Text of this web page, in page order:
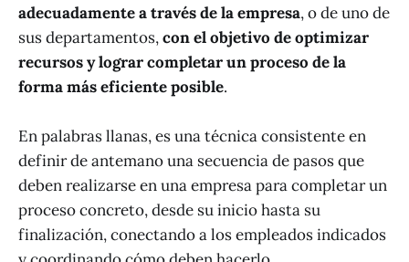
adecuadamente a través de la empresa, o de uno de
sus departamentos,con el objetivo de optimizar
recursos y lograr completar un proceso de la
forma más eficiente posible.
En palabras llanas, es una técnica consistente en
definir de antemano una secuencia de pasos que
deben realizarse en una empresa para completar un
proceso concreto, desde su inicio hasta su
finalización, conectando a los empleados indicados